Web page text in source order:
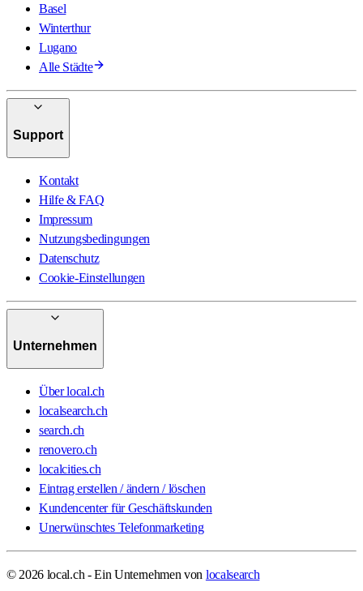
Basel
Winterthur
Lugano
Alle Städte
Support
Kontakt
Hilfe & FAQ
Impressum
Nutzungsbedingungen
Datenschutz
Cookie-Einstellungen
Unternehmen
Über local.ch
localsearch.ch
search.ch
renovero.ch
localcities.ch
Eintrag erstellen / ändern / löschen
Kundencenter für Geschäftskunden
Unerwünschtes Telefonmarketing
© 2026 local.ch - Ein Unternehmen von localsearch